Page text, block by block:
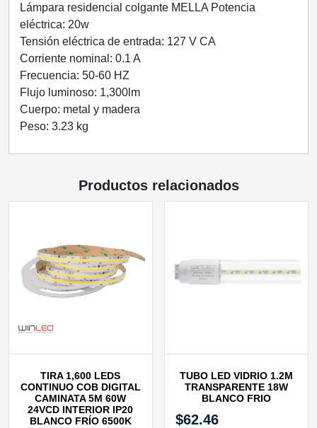
20
ENERGAIN
cantidad
Lámpara residencial colgante MELLA Potencia
eléctrica: 20w
Tensión eléctrica de entrada: 127 V CA
Corriente nominal: 0.1 A
Frecuencia: 50-60 HZ
Flujo luminoso: 1,300lm
Cuerpo: metal y madera
Peso: 3.23 kg
Productos relacionados
TIRA 1,600 LEDS
CONTINUO COB DIGITAL
CAMINATA 5M 60W
24VCD INTERIOR IP20
BLANCO FRÍO 6500K
TUBO LED VIDRIO 1.2M
TRANSPARENTE 18W
BLANCO FRIO
$62.46